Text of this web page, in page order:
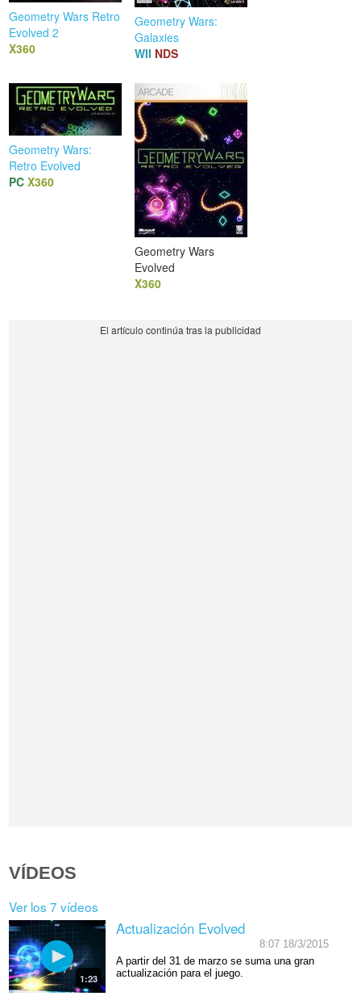
Geometry Wars Retro
Evolved 2
X360
Geometry Wars:
Galaxies
WII NDS
Geometry Wars:
Retro Evolved
PC X360
Geometry Wars
Evolved
X360
VÍDEOS
Ver los 7 vídeos
1:23
Actualización Evolved
8:07 18/3/2015
A partir del 31 de marzo se suma una gran
actualización para el juego.